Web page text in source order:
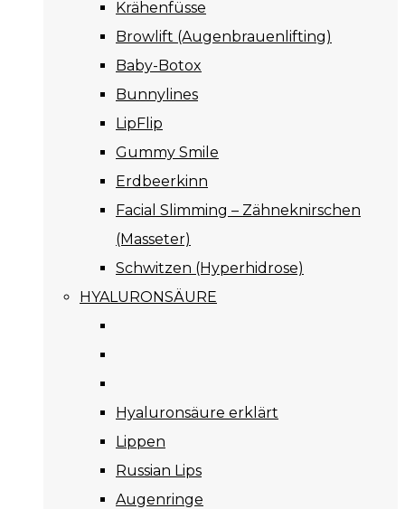
Krähenfüsse
Browlift (Augenbrauenlifting)
Baby-Botox
Bunnylines
LipFlip
Gummy Smile
Erdbeerkinn
Facial Slimming – Zähneknirschen
(Masseter)
Schwitzen (Hyperhidrose)
HYALURONSÄURE
Hyaluronsäure erklärt
Lippen
Russian Lips
Augenringe